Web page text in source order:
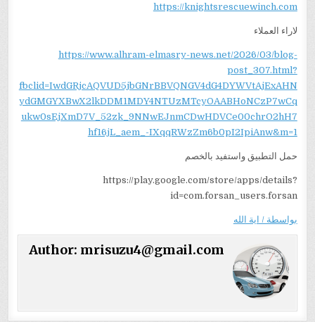
https://knightsrescuewinch.com
لاراء العملاء
https://www.alhram-elmasry-news.net/2026/03/blog-
post_307.html?
fbclid=IwdGRjcAQVUD5jbGNrBBVQNGV4dG4DYWVtAjExAHN
ydGMGYXBwX2lkDDM1MDY4NTUzMTcyOAABHoNCzP7wCq
ukw0sEjXmD7V_52zk_9NNwEJnmCDwHDVCe00chrO2hH7
hf16jL_aem_-IXqqRWzZm6b0pI2IpiAnw&m=1
حمل التطبيق واستفيد بالخصم
https://play.google.com/store/apps/details?
id=com.forsan_users.forsan
بواسطة / اية الله
Author: mrisuzu4@gmail.com